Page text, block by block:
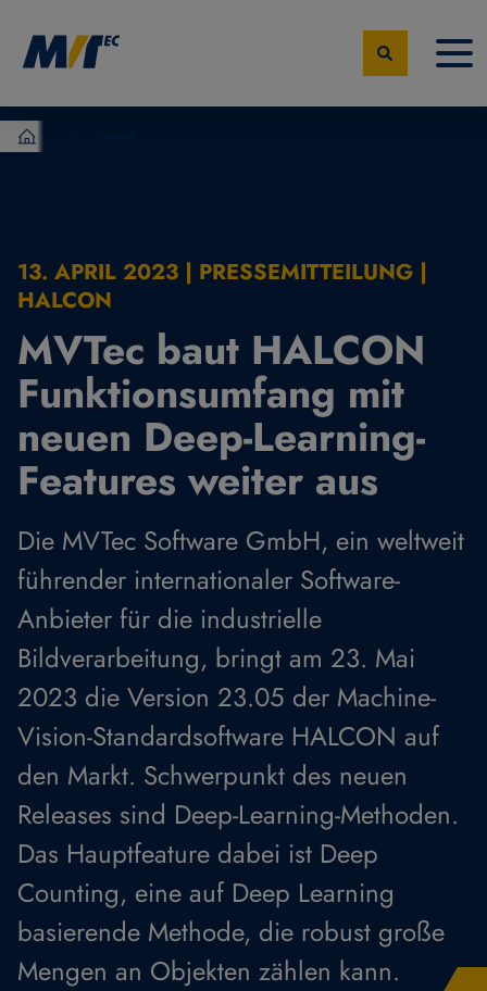
MVTec Software – Experten der industrielle
13. APRIL 2023 | PRESSEMITTEILUNG |
HALCON
MVTec baut HALCON
Funktionsumfang mit
neuen Deep-Learning-
Features weiter aus
Die MVTec Software GmbH, ein weltweit
führender internationaler Software-
Anbieter für die industrielle
Bildverarbeitung, bringt am 23. Mai
2023 die Version 23.05 der Machine-
Vision-Standardsoftware HALCON auf
den Markt. Schwerpunkt des neuen
Releases sind Deep-Learning-Methoden.
Das Hauptfeature dabei ist Deep
Counting, eine auf Deep Learning
basierende Methode, die robust große
Mengen an Objekten zählen kann.